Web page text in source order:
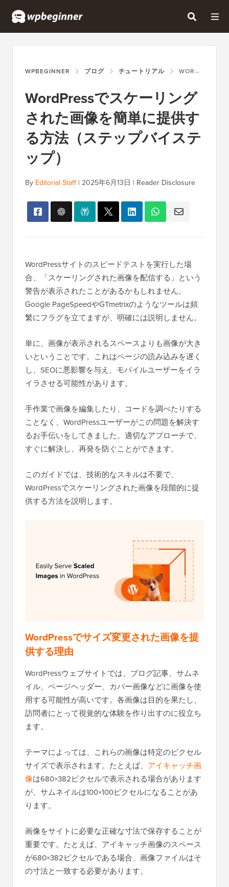
WPBEGINNER ブログ チュートリアル WORDPRESSでスケーリングされた画像を簡単に提供する方法（ステップバイステップ）
WordPressでスケーリング
された画像を簡単に提供す
る方法（ステップバイステ
ップ）
By Editorial Staff| 2025年6月13日 | Reader Disclosure
WordPressサイトのスピードテストを実行した場
合、「スケーリングされた画像を配信する」という
警告が表示されたことがあるかもしれません。
Google PageSpeedやGTmetrixのようなツールは頻
繁にフラグを立てますが、明確には説明しません。
単に、画像が表示されるスペースよりも画像が大き
いということです。これはページの読み込みを遅く
し、SEOに悪影響を与え、モバイルユーザーをイラ
イラさせる可能性があります。
手作業で画像を編集したり、コードを調べたりする
ことなく、WordPressユーザーがこの問題を解決す
るお手伝いをしてきました。適切なアプローチで、
すぐに解決し、再発を防ぐことができます。
このガイドでは、技術的なスキルは不要で、
WordPressでスケーリングされた画像を段階的に提
供する方法を説明します。
WordPressでサイズ変更された画像を提
供する理由
WordPressウェブサイトでは、ブログ記事、サムネ
イル、ページヘッダー、カバー画像などに画像を使
用する可能性が高いです。各画像は目的を果たし、
訪問者にとって視覚的な体験を作り出すのに役立ち
ます。
テーマによっては、これらの画像は特定のピクセル
サイズで表示されます。たとえば、 アイキャッチ画
像は680×382ピクセルで表示される場合があります
が、サムネイルは100×100ピクセルになることがあ
ります。
画像をサイトに必要な正確な寸法で保存することが
重要です。たとえば、アイキャッチ画像のスペース
が680×382ピクセルである場合、画像ファイルはそ
の寸法と一致する必要があります。